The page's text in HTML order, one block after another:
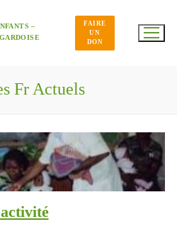
–
FAIRE
UN
DON
Fr Actuels